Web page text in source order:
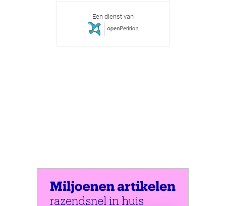
Een dienst van